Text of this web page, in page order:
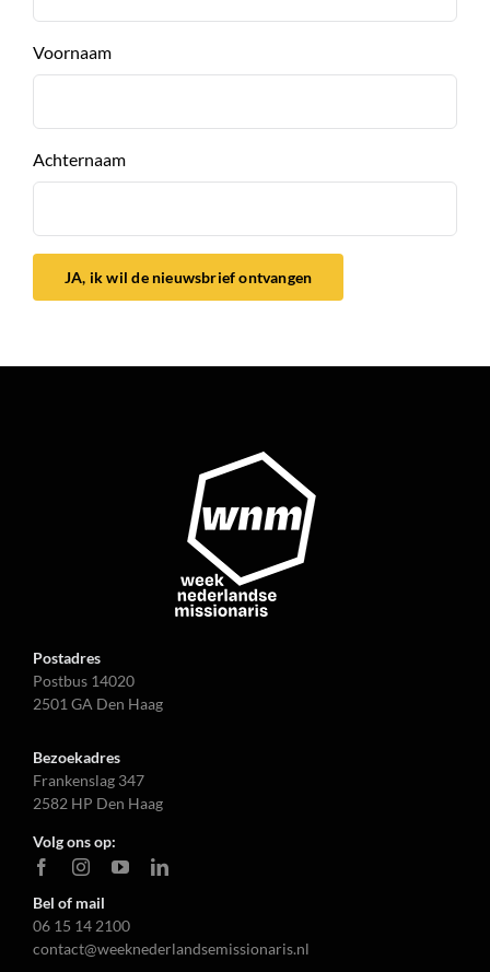
Voornaam
Achternaam
JA, ik wil de nieuwsbrief ontvangen
Postadres
Postbus 14020
2501 GA Den Haag
Bezoekadres
Frankenslag 347
2582 HP Den Haag
Volg ons op:
Bel of mail
06 15 14 2100
contact@weeknederlandsemissionaris.nl